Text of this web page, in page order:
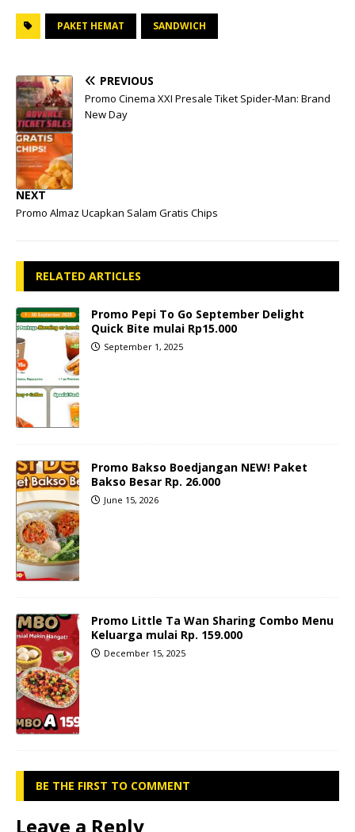
PAKET HEMAT SANDWICH
PREVIOUS
Promo Cinema XXI Presale Tiket Spider-Man: Brand
New Day
NEXT
Promo Almaz Ucapkan Salam Gratis Chips
RELATED ARTICLES
Promo Pepi To Go September Delight
Quick Bite mulai Rp15.000
September 1, 2025
Promo Bakso Boedjangan NEW! Paket
Bakso Besar Rp. 26.000
June 15, 2026
Promo Little Ta Wan Sharing Combo Menu
Keluarga mulai Rp. 159.000
December 15, 2025
BE THE FIRST TO COMMENT
Leave a Reply